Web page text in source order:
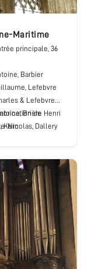
Maritime
principale, 36
Barbier
Lefebvre
& Lefebvre
Brière Henri
Nicolas, Dallery
Pierre &
de
Kern